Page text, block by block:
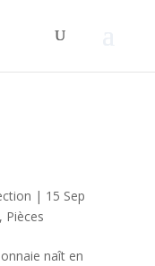
| 15 Sep
, Pièces
naît en